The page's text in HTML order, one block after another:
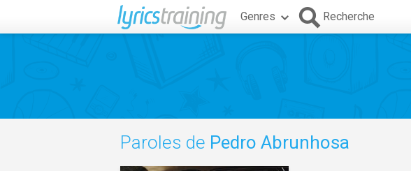
Genres Recherche
Paroles de Pedro Abrunhosa